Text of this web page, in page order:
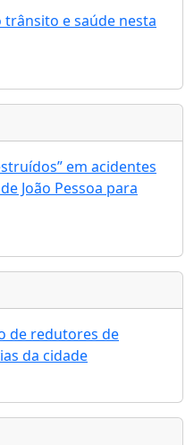
trânsito e saúde nesta
em acidentes
João Pessoa para
de redutores de
da cidade